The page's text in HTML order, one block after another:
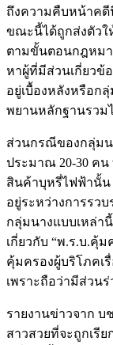
ถึงความคืบหน้าคดี
ขณะนี้ได้ถูกส่งตัวใ
ตามขั้นตอนกฎหมา
หาผู้ที่มีส่วนเกี่ยวข้
อยู่เบื้องหลังหรือก
พยานหลักฐานรวม
ส่วนกรณีของกลุ่มน
ประมาณ 20-30 ค
สินค้าบุหรี่ไฟฟ้านั้น
อยู่ระหว่างการรว
กลุ่มนางแบบเหล่า
เกี่ยวกับ “พ.ร.บ.คุ้
คุ้มครองผู้บริโภคเ
เพราะถือว่ามีส่วน
รายงานข่าวจาก
สาวสวยที่จะถูกเรี